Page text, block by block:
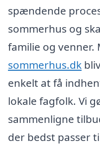
spændende
sommerhus og
familie og venner.
sommerhus.dk
enkelt at få
lokale fagfolk. Vi
sammenligne
der bedst passer